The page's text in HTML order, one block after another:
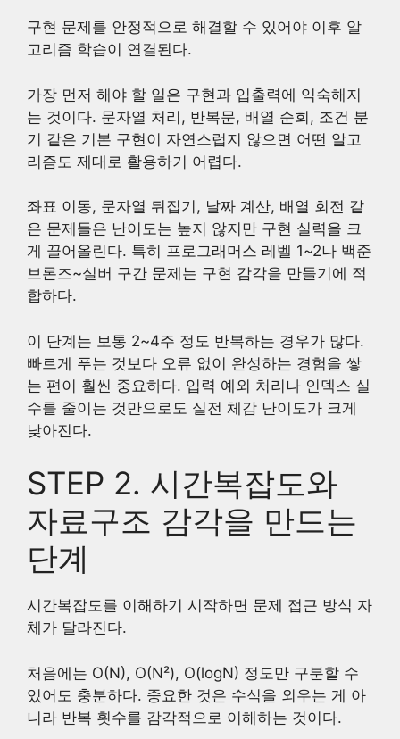
구현 문제를 안정적으로 해결할 수 있어야 이후 알
고리즘 학습이 연결된다.
가장 먼저 해야 할 일은 구현과 입출력에 익숙해지
는 것이다. 문자열 처리, 반복문, 배열 순회, 조건 분
기 같은 기본 구현이 자연스럽지 않으면 어떤 알고
리즘도 제대로 활용하기 어렵다.
좌표 이동, 문자열 뒤집기, 날짜 계산, 배열 회전 같
은 문제들은 난이도는 높지 않지만 구현 실력을 크
게 끌어올린다. 특히 프로그래머스 레벨 1~2나 백준
브론즈~실버 구간 문제는 구현 감각을 만들기에 적
합하다.
이 단계는 보통 2~4주 정도 반복하는 경우가 많다.
빠르게 푸는 것보다 오류 없이 완성하는 경험을 쌓
는 편이 훨씬 중요하다. 입력 예외 처리나 인덱스 실
수를 줄이는 것만으로도 실전 체감 난이도가 크게
낮아진다.
STEP 2. 시간복잡도와
자료구조 감각을 만드는
단계
시간복잡도를 이해하기 시작하면 문제 접근 방식 자
체가 달라진다.
처음에는 O(N), O(N²), O(logN) 정도만 구분할 수
있어도 충분하다. 중요한 것은 수식을 외우는 게 아
니라 반복 횟수를 감각적으로 이해하는 것이다.